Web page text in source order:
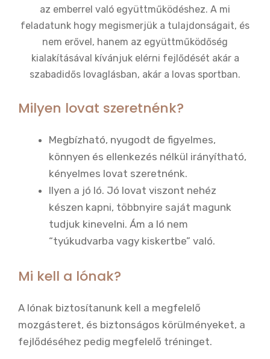
az emberrel való együttműködéshez. A mi
feladatunk hogy megismerjük a tulajdonságait, és
nem erővel, hanem az együttműködőség
kialakításával kívánjuk elérni fejlődését akár a
szabadidős lovaglásban, akár a lovas sportban.
Milyen lovat szeretnénk?
Megbízható, nyugodt de figyelmes,
könnyen és ellenkezés nélkül irányítható,
kényelmes lovat szeretnénk.
Ilyen a jó ló. Jó lovat viszont nehéz
készen kapni, többnyire saját magunk
tudjuk kinevelni. Ám a ló nem
“tyúkudvarba vagy kiskertbe” való.
Mi kell a lónak?
A lónak biztosítanunk kell a megfelelő
mozgásteret, és biztonságos körülményeket, a
fejlődéséhez pedig megfelelő tréninget.